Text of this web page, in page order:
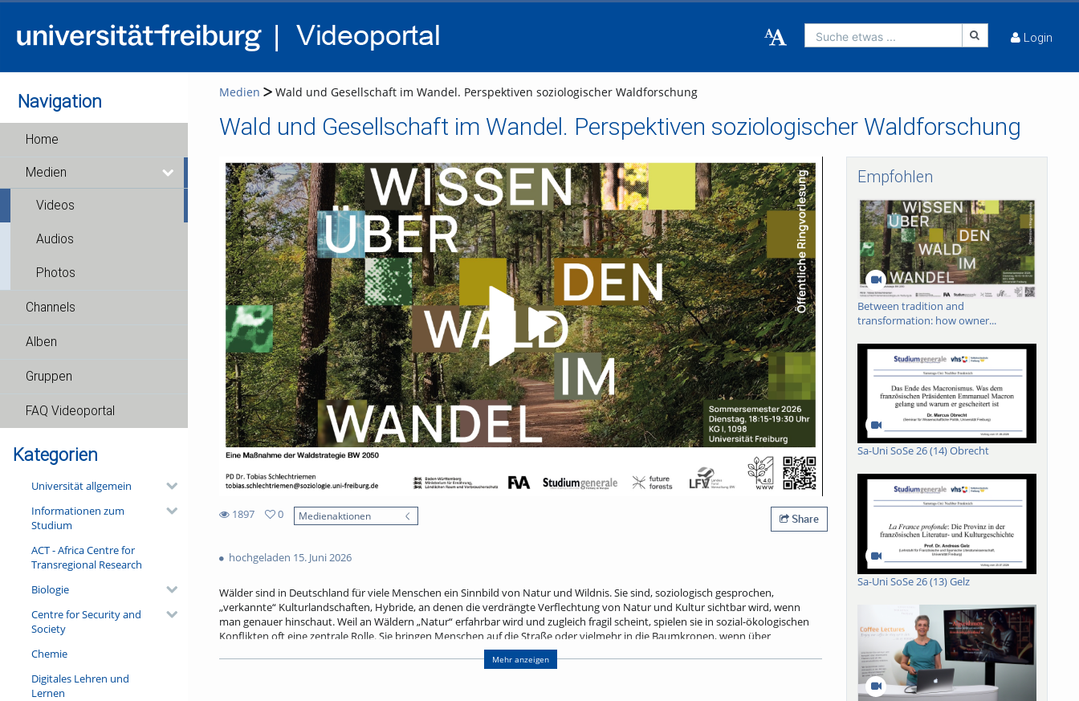
Suche etwas ... Login
Navigation
Home
Medien
Videos
Audios
Photos
Channels
Alben
Gruppen
FAQ Videoportal
Kategorien
Universität allgemein
Informationen zum
Studium
ACT - Africa Centre for
Transregional Research
Biologie
Centre for Security and
Society
Chemie
Digitales Lehren und
Lernen
Medien Wald und Gesellschaft im Wandel. Perspektiven soziologischer Waldforschung
Wald und Gesellschaft im Wandel. Perspektiven soziologischer Waldforschung
Video abspielen
1897
views
0
Medienaktionen Share
hochgeladen 15. Juni 2026
Wälder sind in Deutschland für viele Menschen ein Sinnbild von Natur und Wildnis. Sie sind, soziologisch gesprochen,
„verkannte“ Kulturlandschaften, Hybride, an denen die verdrängte Verflechtung von Natur und Kultur sichtbar wird, wenn
man genauer hinschaut. Weil an Wäldern „Natur“ erfahrbar wird und zugleich fragil scheint, spielen sie in sozial-ökologischen
Konflikten oft eine zentrale Rolle. Sie bringen Menschen auf die Straße oder vielmehr in die Baumkronen, wenn über
grundlegende gesellschaftliche Transformationsfragen wie Mobilitätswende, Energiewende oder große Bauprojekte gestritten
wird. Der Vortrag gibt Einblick in Projekte der soziologischen Waldforschung an der Forstlichen Versuchs- und
Mehr anzeigen
Empfohlen
Between tradition and
transformation: how owner...
Sa-Uni SoSe 26 (14) Obrecht
Sa-Uni SoSe 26 (13) Gelz